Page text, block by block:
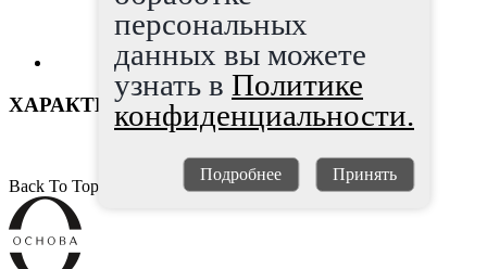
ХАРАКТЕРИСТИКИ
Back To Top
персональных
данных вы можете
узнать в Политике
конфиденциальности.
Подробнее Принять